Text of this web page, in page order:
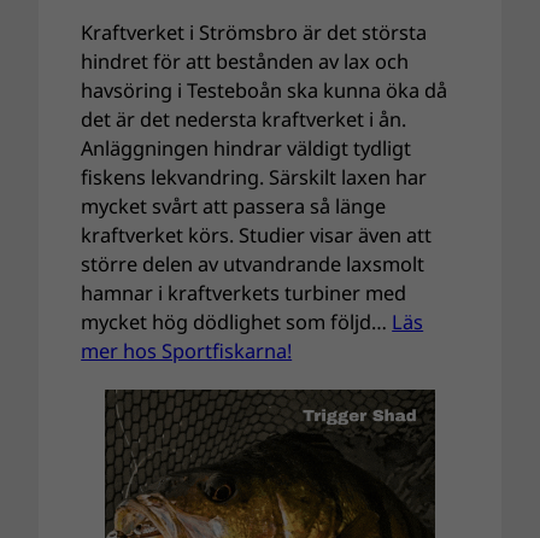
Kraftverket i Strömsbro är det största
hindret för att bestånden av lax och
havsöring i Testeboån ska kunna öka då
det är det nedersta kraftverket i ån.
Anläggningen hindrar väldigt tydligt
fiskens lekvandring. Särskilt laxen har
mycket svårt att passera så länge
kraftverket körs. Studier visar även att
större delen av utvandrande laxsmolt
hamnar i kraftverkets turbiner med
mycket hög dödlighet som följd… Läs
mer hos Sportfiskarna!